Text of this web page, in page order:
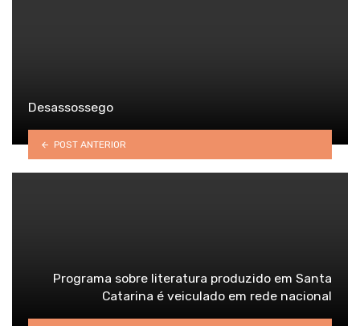
Desassossego
POST ANTERIOR
Programa sobre literatura produzido em Santa
Catarina é veiculado em rede nacional